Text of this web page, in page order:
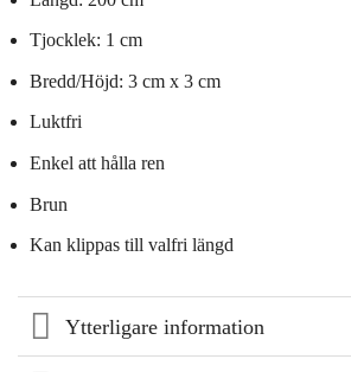
Tjocklek: 1 cm
Bredd/Höjd: 3 cm x 3 cm
Luktfri
Enkel att hålla ren
Brun
Kan klippas till valfri längd
Ytterligare information